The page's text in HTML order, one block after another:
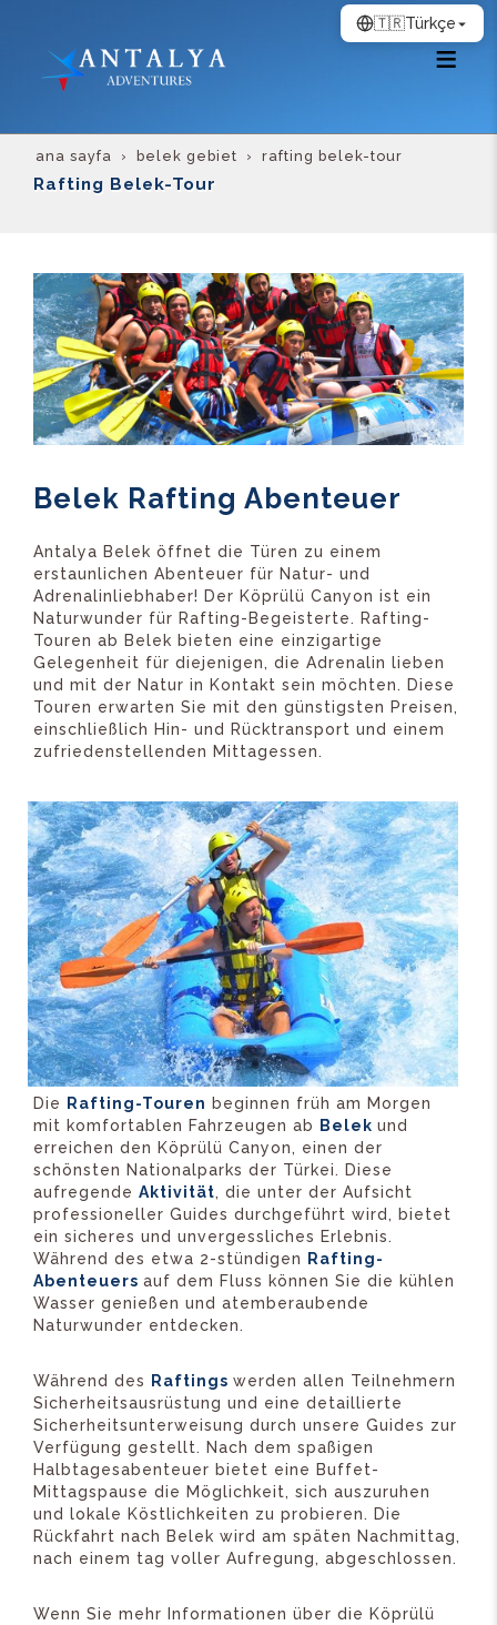
ana sayfa belek gebiet rafting belek-tour
Rafting Belek-Tour
Belek Rafting Abenteuer
Antalya Belek öffnet die Türen zu einem
erstaunlichen Abenteuer für Natur- und
Adrenalinliebhaber! Der Köprülü Canyon ist ein
Naturwunder für Rafting-Begeisterte. Rafting-
Touren ab Belek bieten eine einzigartige
Gelegenheit für diejenigen, die Adrenalin lieben
und mit der Natur in Kontakt sein möchten. Diese
Touren erwarten Sie mit den günstigsten Preisen,
einschließlich Hin- und Rücktransport und einem
zufriedenstellenden Mittagessen.
Die Rafting-Touren beginnen früh am Morgen
mit komfortablen Fahrzeugen ab
Belek und
erreichen den Köprülü Canyon, einen der
schönsten Nationalparks der Türkei. Diese
aufregende Aktivität, die unter der Aufsicht
professioneller Guides durchgeführt wird, bietet
ein sicheres und unvergessliches Erlebnis.
Während des etwa 2-stündigen
Rafting-
Abenteuers auf dem Fluss können Sie die kühlen
Wasser genießen und atemberaubende
Naturwunder entdecken.
Während des Raftings werden allen Teilnehmern
Sicherheitsausrüstung und eine detaillierte
Sicherheitsunterweisung durch unsere Guides zur
Verfügung gestellt. Nach dem spaßigen
Halbtagesabenteuer bietet eine Buffet-
Mittagspause die Möglichkeit, sich auszuruhen
und lokale Köstlichkeiten zu probieren. Die
Rückfahrt nach Belek wird am späten Nachmittag,
nach einem tag voller Aufregung, abgeschlossen.
Wenn Sie mehr Informationen über die Köprülü
🇹🇷Türkçe